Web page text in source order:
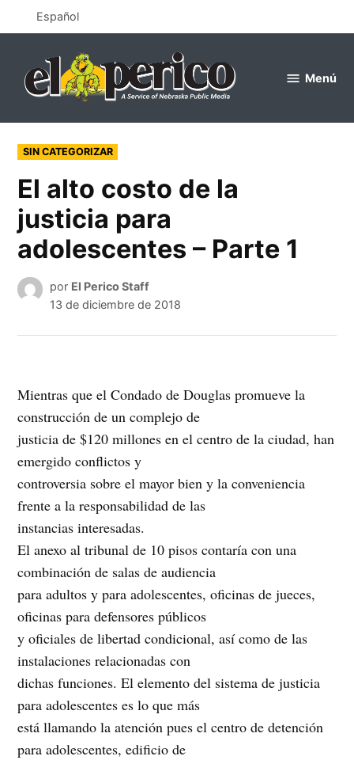
al
contenido
Español
Menú
PUBLICADO
EN
SIN CATEGORIZAR
El alto costo de la
justicia para
adolescentes – Parte 1
por El Perico Staff
13 de diciembre de 2018
Mientras que el Condado de Douglas promueve la
construcción de un complejo de
justicia de $120 millones en el centro de la ciudad, han
emergido conflictos y
controversia sobre el mayor bien y la conveniencia
frente a la responsabilidad de las
instancias interesadas.
El anexo al tribunal de 10 pisos contaría con una
combinación de salas de audiencia
para adultos y para adolescentes, oficinas de jueces,
oficinas para defensores públicos
y oficiales de libertad condicional, así como de las
instalaciones relacionadas con
dichas funciones. El elemento del sistema de justicia
para adolescentes es lo que más
está llamando la atención pues el centro de detención
para adolescentes, edificio de